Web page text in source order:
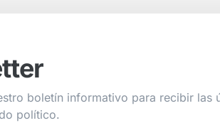
boletín informativo para recibir las
político.